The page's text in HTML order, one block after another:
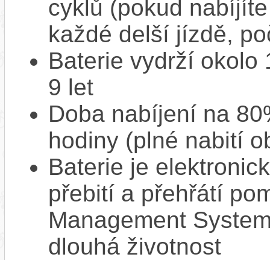
cyklů (pokud
každé delší jízdě,
Baterie vydrží okolo
9 let
Doba nabíjení na
hodiny (plné nabití
Baterie je
přebití a přehřátí
Management
dlouhá životnost